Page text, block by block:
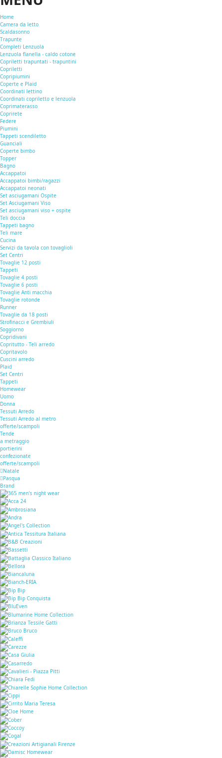
Home
Camera da letto
Scaldasonno
Trapunte
Completi Lenzuola
Lenzuola flanella - caldo cotone
Copriletti trapuntati - trapuntini
Copriletti
Copripiumini
Coperte e Plaid
Coordinati lettino
Coordinati copriletto e lenzuola
Coprimaterasso
Coprirete
Federe
Piumini
Tappeti scendiletto
Guanciali
Coperte bimbo
Topper
Bagno
Accappatoi
Accappatoi bimbi/ragazzi
Accappatoi neonati
Set asciugamani Ospite
Set Asciugamani Viso
Set asciugamani viso + ospite
Teli doccia
Tappeti bagno
Teli mare
Cucina
Servizi da tavola con tovaglioli
Set Centri
Tovaglie 12 posti
Tappeti
Tovaglie 4 posti
Tovaglie 6 posti
Tovaglie Anti macchia
Tovaglie rotonde
Runner
Tovaglie da 18 posti
Strofinacci e Grembiuli
Soggiorno
Copridivani
Copritutto - Teli arredo
Copritavolo
Cuscini arredo
Plaid
Set Centri
Tappeti
Homewear
Uomo
Donna
Tessuti Arredo
Tessuti Arredo al metro
offerte/scampoli
Tende
a metraggio
portierini
confezionate
offerte/scampoli
Natale
Pasqua
Brand